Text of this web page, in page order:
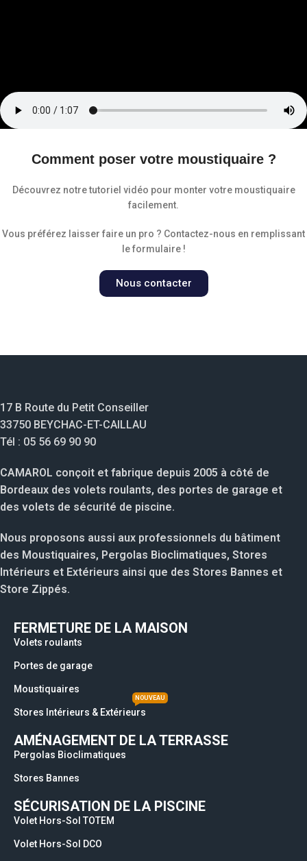
Comment poser votre moustiquaire ?
Découvrez notre tutoriel vidéo pour monter votre moustiquaire
facilement.
Vous préférez laisser faire un pro ? Contactez-nous en remplissant
le formulaire !
Nous contacter
17 B Route du Petit Conseiller
33750 BEYCHAC-ET-CAILLAU
Tél : 05 56 69 90 90
CAMAROL conçoit et fabrique depuis 2005 à côté de
Bordeaux des volets roulants, des portes de garage et
des volets de sécurité de piscine.
Nous proposons aussi aux professionnels du bâtiment
des Moustiquaires, Pergolas Bioclimatiques, Stores
Intérieurs et Extérieurs ainsi que des Stores Bannes et
Store Zippés.
FERMETURE DE LA MAISON
Volets roulants
Portes de garage
Moustiquaires
Stores Intérieurs & Extérieurs
NOUVEAU
AMÉNAGEMENT DE LA TERRASSE
Pergolas Bioclimatiques
Stores Bannes
SÉCURISATION DE LA PISCINE
Volet Hors-Sol TOTEM
Volet Hors-Sol DCO